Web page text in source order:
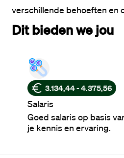
verschillende behoeften en
Dit bieden we jou
3.134,44 - 4.375,56
Salaris
Goed salaris op basis
je kennis en ervaring.